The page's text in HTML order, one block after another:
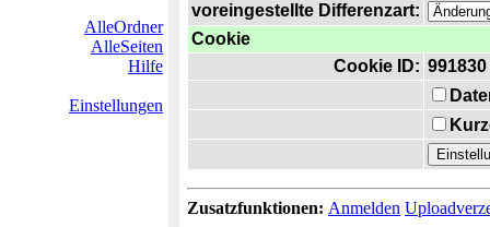
AlleOrdner
AlleSeiten
Hilfe
Einstellungen
voreingestellte Differenzart:
Cookie
Cookie ID: 991830
Zusatzfunktionen: Anmelden